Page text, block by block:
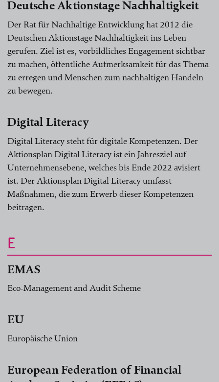
Deutsche Aktionstage Nachhaltigkeit
Der Rat für Nachhaltige Entwicklung hat 2012 die
Deutschen Aktionstage Nachhaltigkeit ins Leben
gerufen. Ziel ist es, vorbildliches Engagement sichtbar
zu machen, öffentliche Aufmerksamkeit für das Thema
zu erregen und Menschen zum nachhaltigen Handeln
zu bewegen.
Digital Literacy
Digital Literacy steht für digitale Kompetenzen. Der
Aktionsplan Digital Literacy ist ein Jahresziel auf
Unternehmensebene, welches bis Ende 2022 avisiert
ist. Der Aktionsplan Digital Literacy umfasst
Maßnahmen, die zum Erwerb dieser Kompetenzen
beitragen.
E
EMAS
Eco-Management and Audit Scheme
EU
Europäische Union
European Federation of Financial